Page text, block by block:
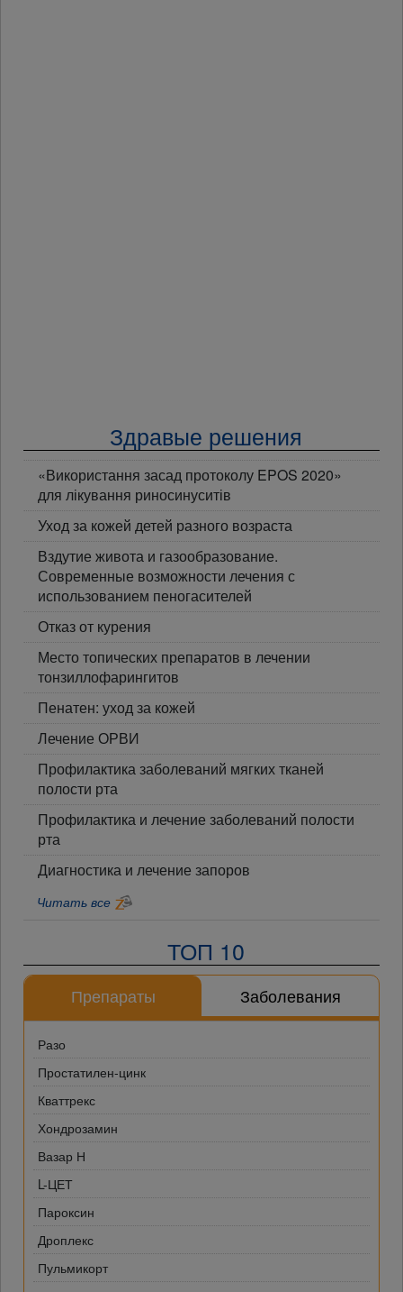
Здравые решения
«Використання засад протоколу EPOS 2020»
для лікування риносинуситів
Уход за кожей детей разного возраста
Вздутие живота и газообразование.
Современные возможности лечения с
использованием пеногасителей
Отказ от курения
Место топических препаратов в лечении
тонзиллофарингитов
Пенатен: уход за кожей
Лечение ОРВИ
Профилактика заболеваний мягких тканей
полости рта
Профилактика и лечение заболеваний полости
рта
Диагностика и лечение запоров
Читать все
ТОП 10
Препараты Заболевания
Разо
Простатилен-цинк
Кваттрекс
Хондрозамин
Вазар Н
L-ЦЕТ
Пароксин
Дроплекс
Пульмикорт